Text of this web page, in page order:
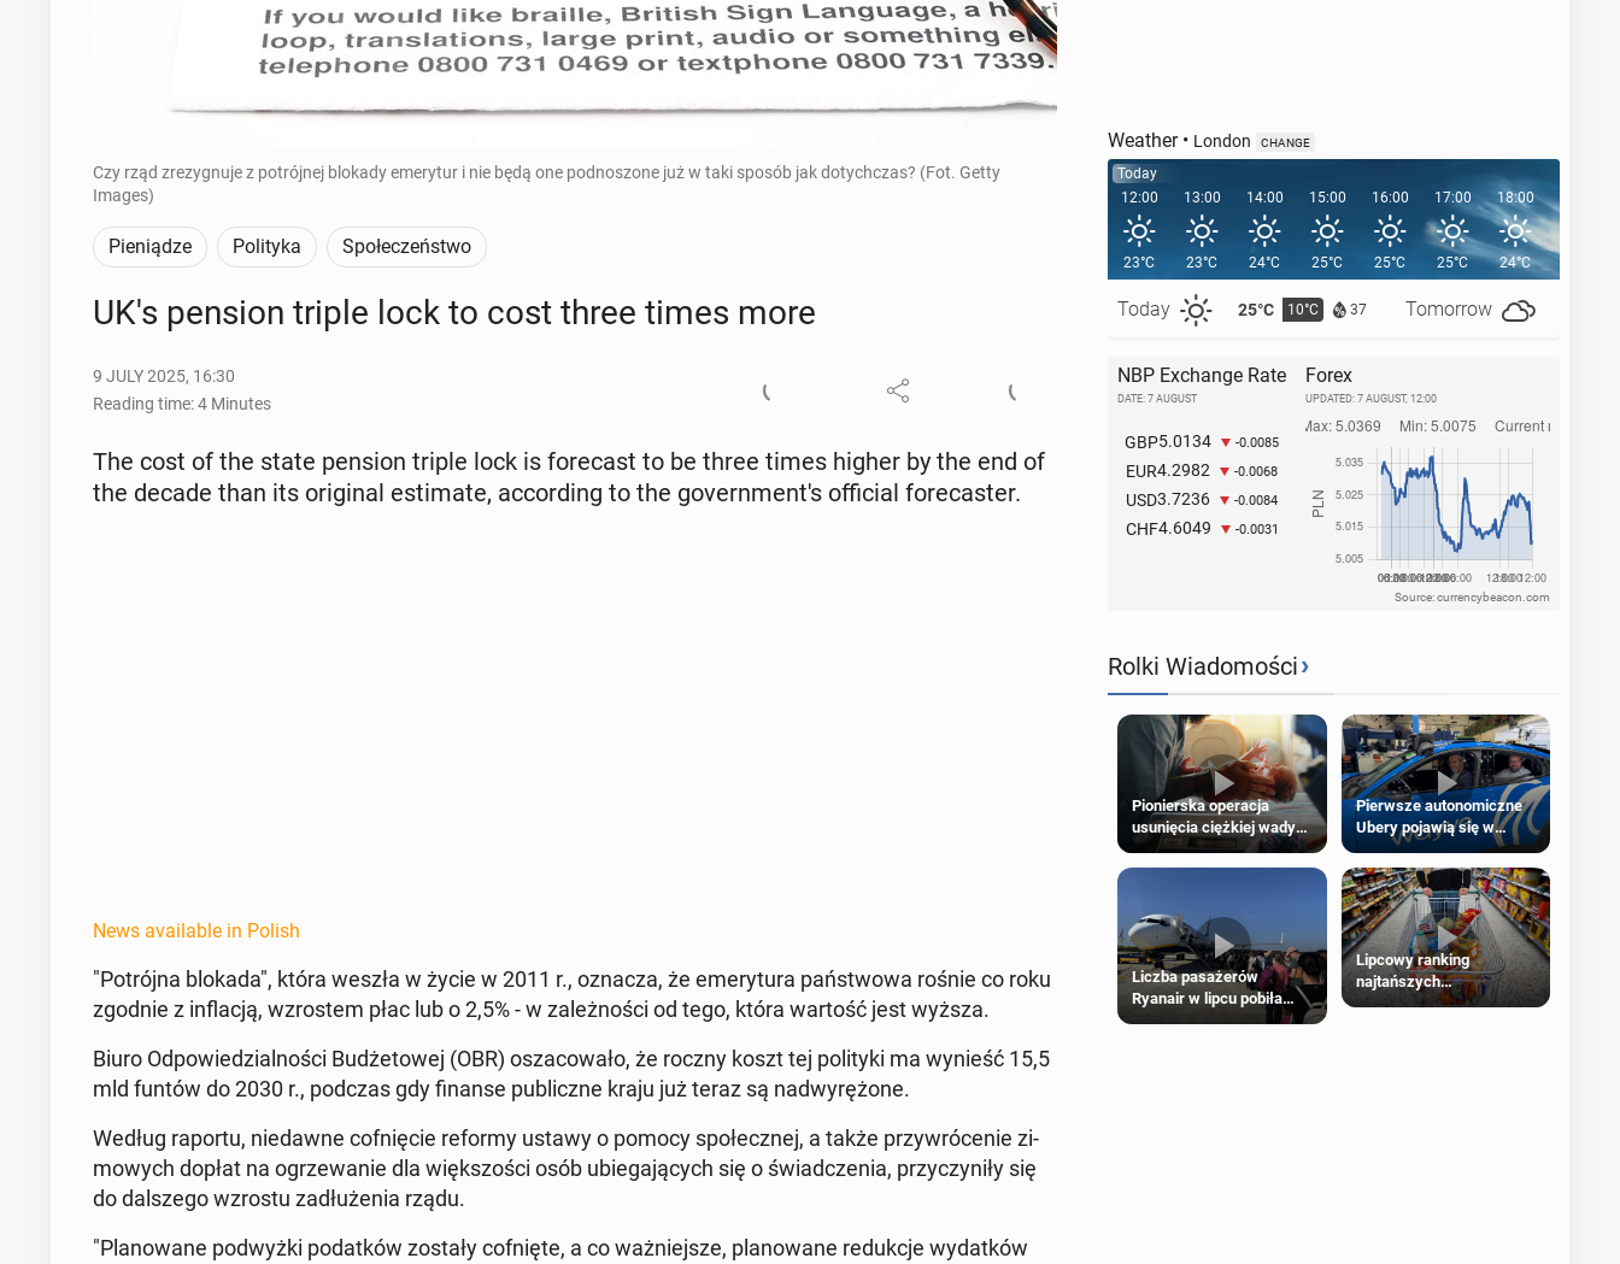
Czy rząd zrezygnuje z potrójnej blokady emerytur i nie będą one podnoszone już w taki sposób jak dotychczas? (Fot. Getty
Images)
Pieniądze Polityka Społeczeństwo
UK's pension triple lock to cost three times more
9 JULY 2025, 16:30
Reading time: 4 Minutes
The cost of the state pension triple lock is fore­cast to be three times higher by the end of
the decade than its orig­i­nal es­ti­mate, ac­cord­ing to the gov­ern­men­t's of­fi­cial fore­cast­er.
News available in Polish
"Potrój­na blokada", która weszła w życie w 2011 r., oznacza, że ​​e­mery­tu­ra państ­wowa rośnie co roku
zgodnie z in­flacją, wzrostem płac lub o 2,5% - w za­leżnoś­ci od tego, która wartość jest wyższa.
Biuro Odpowiedzial­noś­ci Budże­towej (OBR) os­za­cow­ało, że roczny koszt tej poli­ty­ki ma wynieść 15,5
mld funtów do 2030 r., podczas gdy finanse pub­liczne kraju już teraz są nad­wyrężone.
Według raportu, niedawne cofnię­cie reformy ustawy o pomocy społecznej, a także przy­wróce­nie zi­
mowych dopłat na ogrze­wanie dla więk­szoś­ci osób ub­ie­ga­ją­cych się o świad­czenia, przy­czyniły się
do dal­szego wzrostu zadłuże­nia rządu.
"Planowane pod­wyż­ki po­datków zostały cofnięte, a co ważniejsze, planowane re­dukc­je wydatków
Weather• London CHANGE
Today
12:00
23°C
Today 25°C 10°C 37 Tomorrow
13:00
23°C
14:00
24°C
15:00
25°C
16:00
25°C
17:00
25°C
18:00
24°C
19:00
NBP Exchange Rate
DATE: 7 AUGUST
GBP5.0134 -0.0085
EUR4.2982 -0.0068
USD3.7236 -0.0084
CHF4.6049 -0.0031
Forex
UPDATED: 7 AUGUST, 12:00
Source: currencybeacon.com
Rolki Wiadomości›
Pionierska operacja
usunięcia ciężkiej wady
wrodzonej płodu w łonie
matki
Pierwsze autonomiczne
Ubery pojawią się w
Londynie jeszcze tego
lata
Liczba pasażerów
Ryanair w lipcu pobiła
rekord
Lipcowy ranking
najtańszych
supermarketów